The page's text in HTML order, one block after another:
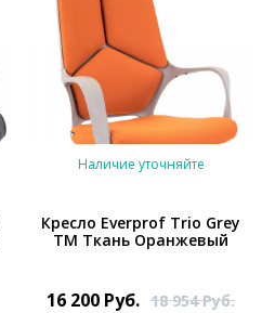
Наличие уточняйте
Кресло Everprof Trio Grey
TM Ткань Оранжевый
16 200 Руб. 18 954Руб.